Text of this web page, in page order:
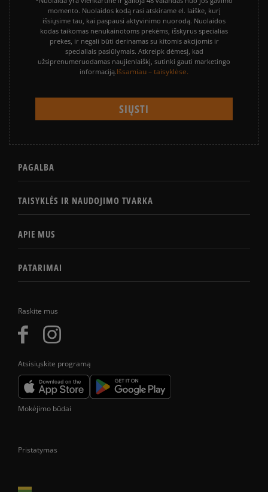
Raskite mus
Atsisiųskite programą
momento. Nuolaidos kodą rasi atskirame el. laiške, kurį
išsiųsime tau, kai paspausi aktyvinimo nuorodą. Nuolaidos
kodas taikomas nenukainotoms prekėms, išskyrus specialias
prekes, ir negali būti derinamas su kitomis akcijomis ir
specialiais pasiūlymais. Atkreipk dėmesį, kad
užsiprenumeruodamas naujienlaiškį, sutinki gauti marketingo
informaciją.Išsamiau – taisyklėse.
PAGALBA
TAISYKLĖS IR NAUDOJIMO TVARKA
APIE MUS
PATARIMAI
Mokėjimo būdai
Pristatymas